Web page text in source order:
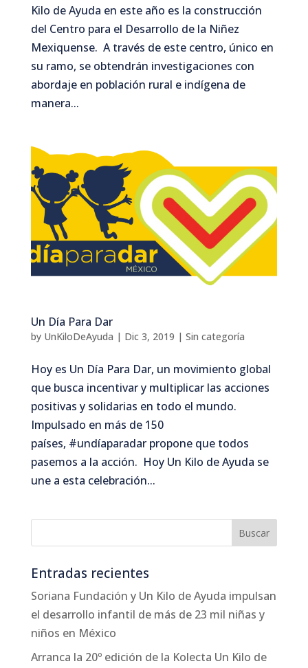
Kilo de Ayuda en este año es la construcción
del Centro para el Desarrollo de la Niñez
Mexiquense. A través de este centro, único en
su ramo, se obtendrán investigaciones con
abordaje en población rural e indígena de
manera...
Un Día Para Dar
by UnKiloDeAyuda | Dic 3, 2019 | Sin categoría
Hoy es Un Día Para Dar, un movimiento global
que busca incentivar y multiplicar las acciones
positivas y solidarias en todo el mundo.
Impulsado en más de 150
países, #undíaparadar propone que todos
pasemos a la acción. Hoy Un Kilo de Ayuda se
une a esta celebración...
Entradas recientes
Soriana Fundación y Un Kilo de Ayuda impulsan
el desarrollo infantil de más de 23 mil niñas y
niños en México
Arranca la 20º edición de la Kolecta Un Kilo de